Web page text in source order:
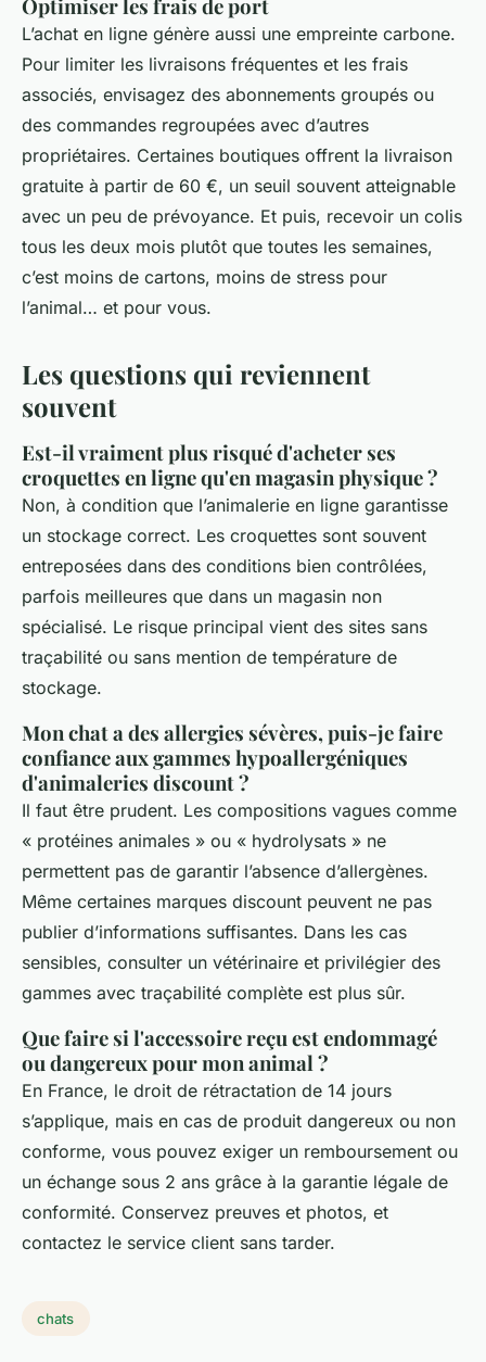
Optimiser les frais de port
L’achat en ligne génère aussi une empreinte carbone.
Pour limiter les livraisons fréquentes et les frais
associés, envisagez des abonnements groupés ou
des commandes regroupées avec d’autres
propriétaires. Certaines boutiques offrent la livraison
gratuite à partir de 60 €, un seuil souvent atteignable
avec un peu de prévoyance. Et puis, recevoir un colis
tous les deux mois plutôt que toutes les semaines,
c’est moins de cartons, moins de stress pour
l’animal… et pour vous.
Les questions qui reviennent
souvent
Est-il vraiment plus risqué d'acheter ses
croquettes en ligne qu'en magasin physique ?
Non, à condition que l’animalerie en ligne garantisse
un stockage correct. Les croquettes sont souvent
entreposées dans des conditions bien contrôlées,
parfois meilleures que dans un magasin non
spécialisé. Le risque principal vient des sites sans
traçabilité ou sans mention de température de
stockage.
Mon chat a des allergies sévères, puis-je faire
confiance aux gammes hypoallergéniques
d'animaleries discount ?
Il faut être prudent. Les compositions vagues comme
« protéines animales » ou « hydrolysats » ne
permettent pas de garantir l’absence d’allergènes.
Même certaines marques discount peuvent ne pas
publier d’informations suffisantes. Dans les cas
sensibles, consulter un vétérinaire et privilégier des
gammes avec traçabilité complète est plus sûr.
Que faire si l'accessoire reçu est endommagé
ou dangereux pour mon animal ?
En France, le droit de rétractation de 14 jours
s’applique, mais en cas de produit dangereux ou non
conforme, vous pouvez exiger un remboursement ou
un échange sous 2 ans grâce à la garantie légale de
conformité. Conservez preuves et photos, et
contactez le service client sans tarder.
chats